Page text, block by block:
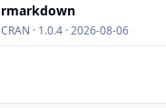
rmarkdown
CRAN · 1.0.4 · 2026-08-06